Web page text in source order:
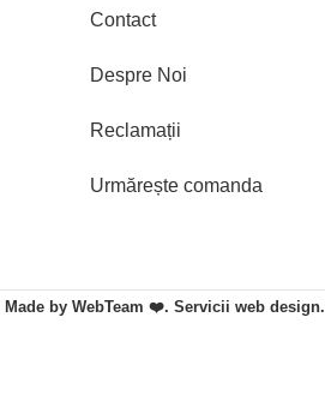
Contact
Despre Noi
Reclamații
Urmărește comanda
Made by WebTeam ❤️. Servicii web design.